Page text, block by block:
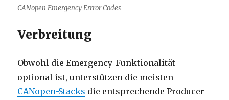
CANopen Emergency Errror Codes
Verbreitung
Obwohl die Emergency-Funktionalität
optional ist, unterstützen die meisten
CANopen-Stacks die entsprechende Producer